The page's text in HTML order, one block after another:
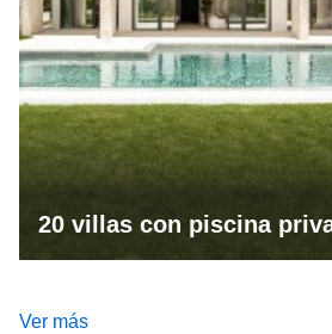
20 villas con piscina
Ver más